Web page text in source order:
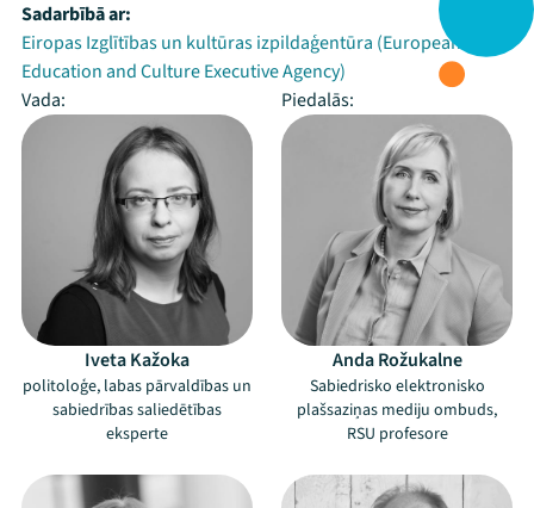
Sadarbībā ar:
Eiropas Izglītības un kultūras izpildaģentūra (European
Education and Culture Executive Agency)
Vada:
Piedalās:
Iveta Kažoka
politoloģe, labas pārvaldības un
sabiedrības saliedētības
eksperte
Anda Rožukalne
Sabiedrisko elektronisko
plašsaziņas mediju ombuds,
RSU profesore